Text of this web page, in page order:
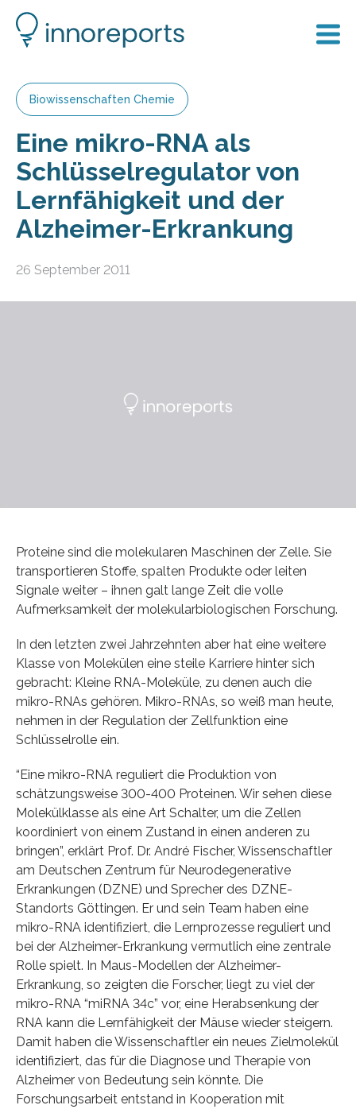
Biowissenschaften Chemie
Eine mikro-RNA als
Schlüsselregulator von
Lernfähigkeit und der
Alzheimer-Erkrankung
26 September 2011
Proteine sind die molekularen Maschinen der Zelle. Sie
transportieren Stoffe, spalten Produkte oder leiten
Signale weiter – ihnen galt lange Zeit die volle
Aufmerksamkeit der molekularbiologischen Forschung.
In den letzten zwei Jahrzehnten aber hat eine weitere
Klasse von Molekülen eine steile Karriere hinter sich
gebracht: Kleine RNA-Moleküle, zu denen auch die
mikro-RNAs gehören. Mikro-RNAs, so weiß man heute,
nehmen in der Regulation der Zellfunktion eine
Schlüsselrolle ein.
“Eine mikro-RNA reguliert die Produktion von
schätzungsweise 300-400 Proteinen. Wir sehen diese
Molekülklasse als eine Art Schalter, um die Zellen
koordiniert von einem Zustand in einen anderen zu
bringen”, erklärt Prof. Dr. André Fischer, Wissenschaftler
am Deutschen Zentrum für Neurodegenerative
Erkrankungen (DZNE) und Sprecher des DZNE-
Standorts Göttingen. Er und sein Team haben eine
mikro-RNA identifiziert, die Lernprozesse reguliert und
bei der Alzheimer-Erkrankung vermutlich eine zentrale
Rolle spielt. In Maus-Modellen der Alzheimer-
Erkrankung, so zeigten die Forscher, liegt zu viel der
mikro-RNA “miRNA 34c” vor, eine Herabsenkung der
RNA kann die Lernfähigkeit der Mäuse wieder steigern.
Damit haben die Wissenschaftler ein neues Zielmolekül
identifiziert, das für die Diagnose und Therapie von
Alzheimer von Bedeutung sein könnte. Die
Forschungsarbeit entstand in Kooperation mit